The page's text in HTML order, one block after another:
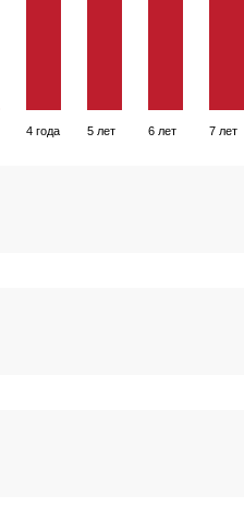
4 года 5 лет 6 лет 7 лет